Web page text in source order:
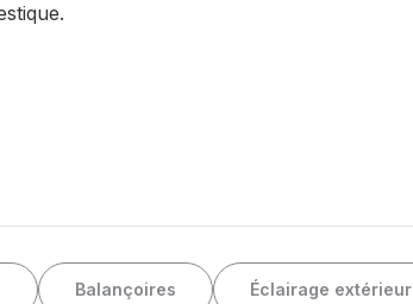
Balançoires Éclairage extérieur